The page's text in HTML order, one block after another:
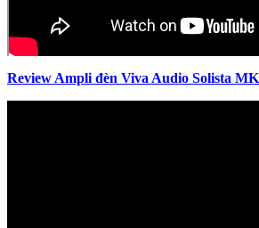
Review Ampli đèn Viva Audio Solista